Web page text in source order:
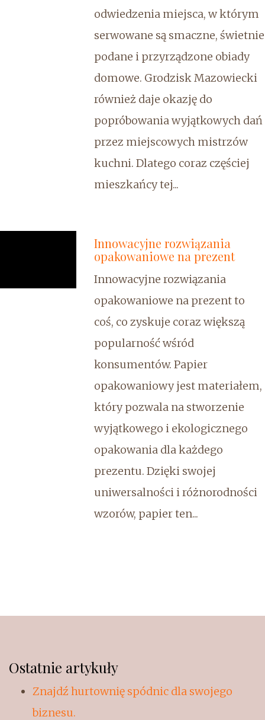
odwiedzenia miejsca, w którym
serwowane są smaczne, świetnie
podane i przyrządzone obiady
domowe. Grodzisk Mazowiecki
również daje okazję do
popróbowania wyjątkowych dań
przez miejscowych mistrzów
kuchni. Dlatego coraz częściej
mieszkańcy tej...
Innowacyjne rozwiązania
opakowaniowe na prezent
Innowacyjne rozwiązania
opakowaniowe na prezent to
coś, co zyskuje coraz większą
popularność wśród
konsumentów. Papier
opakowaniowy jest materiałem,
który pozwala na stworzenie
wyjątkowego i ekologicznego
opakowania dla każdego
prezentu. Dzięki swojej
uniwersalności i różnorodności
wzorów, papier ten...
Ostatnie artykuły
Znajdź hurtownię spódnic dla swojego
biznesu.